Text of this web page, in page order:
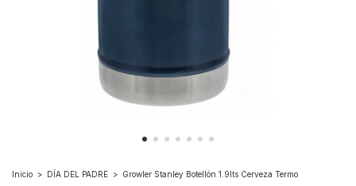
Inicio > DÍA DEL PADRE > Growler Stanley Botellón 1.9lts Cerveza Termo